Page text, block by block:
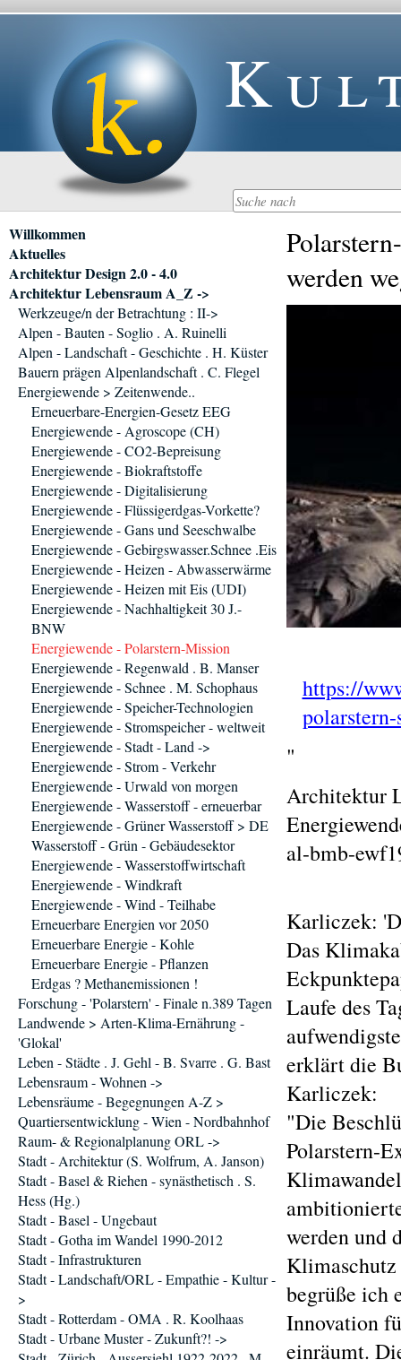
werden
https://
"
Architektur
al-bmb-
Karliczek:
Das
Laufe des
erklärt die
Karliczek:
"Die
Polarstern-
werden und
begrüße ich
Innovation
einräumt.
Navigation
überspringen
Willkommen
Aktuelles
Architektur Design 2.0 - 4.0
Architektur Lebensraum A_Z ->
Werkzeuge/n der Betrachtung : II->
Alpen - Bauten - Soglio . A. Ruinelli
Alpen - Landschaft - Geschichte . H. Küster
Bauern prägen Alpenlandschaft . C. Flegel
Energiewende > Zeitenwende..
Erneuerbare-Energien-Gesetz EEG
Energiewende - Agroscope (CH)
Energiewende - CO2-Bepreisung
Energiewende - Biokraftstoffe
Energiewende - Digitalisierung
Energiewende - Flüssigerdgas-Vorkette?
Energiewende - Gans und Seeschwalbe
Energiewende - Gebirgswasser.Schnee .Eis
Energiewende - Heizen - Abwasserwärme
Energiewende - Heizen mit Eis (UDI)
Energiewende - Nachhaltigkeit 30 J.-
BNW
Energiewende - Polarstern-Mission
Energiewende - Regenwald . B. Manser
Energiewende - Schnee . M. Schophaus
Energiewende - Speicher-Technologien
Energiewende - Stromspeicher - weltweit
Energiewende - Stadt - Land ->
Energiewende - Strom - Verkehr
Energiewende - Urwald von morgen
Energiewende - Wasserstoff - erneuerbar
Energiewende - Grüner Wasserstoff > DE
Wasserstoff - Grün - Gebäudesektor
Energiewende - Wasserstoffwirtschaft
Energiewende - Windkraft
Energiewende - Wind - Teilhabe
Erneuerbare Energien vor 2050
Erneuerbare Energie - Kohle
Erneuerbare Energie - Pflanzen
Erdgas ? Methanemissionen !
Forschung - 'Polarstern' - Finale n.389 Tagen
Landwende > Arten-Klima-Ernährung -
'Glokal'
Leben - Städte . J. Gehl - B. Svarre . G. Bast
Lebensraum - Wohnen ->
Lebensräume - Begegnungen A-Z >
Quartiersentwicklung - Wien - Nordbahnhof
Raum- & Regionalplanung ORL ->
Stadt - Architektur (S. Wolfrum, A. Janson)
Stadt - Basel & Riehen - synästhetisch . S.
Hess (Hg.)
Stadt - Basel - Ungebaut
Stadt - Gotha im Wandel 1990-2012
Stadt - Infrastrukturen
Stadt - Landschaft/ORL - Empathie - Kultur -
>
Stadt - Rotterdam - OMA . R. Koolhaas
Stadt - Urbane Muster - Zukunft?! ->